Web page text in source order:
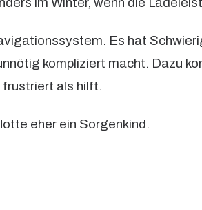
Es hat
kompliziert macht. Dazu
als hilft.
eher ein Sorgenkind.